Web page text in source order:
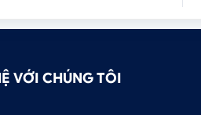
VỚI CHÚNG TÔI